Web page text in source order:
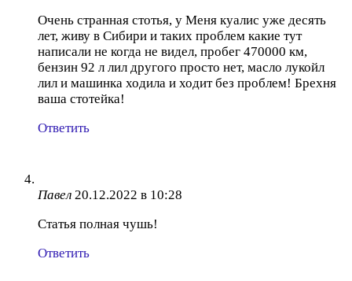
Очень странная стотья, у Меня куалис уже десять
лет, живу в Сибири и таких проблем какие тут
написали не когда не видел, пробег 470000 км,
бензин 92 л лил другого просто нет, масло лукойл
лил и машинка ходила и ходит без проблем! Брехня
ваша стотейка!
Ответить
Павел 20.12.2022 в 10:28
Статья полная чушь!
Ответить